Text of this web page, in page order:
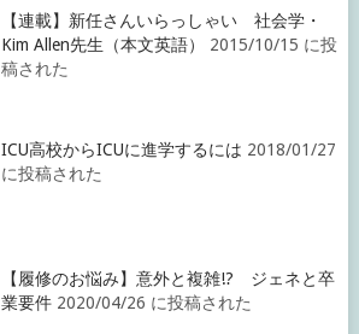
【連載】新任さんいらっしゃい 社会学・
Kim Allen先生（本文英語）
2015/10/15 に投
稿された
ICU高校からICUに進学するには 2018/01/27
に投稿された
【履修のお悩み】意外と複雑!? ジェネと卒
業要件 2020/04/26 に投稿された